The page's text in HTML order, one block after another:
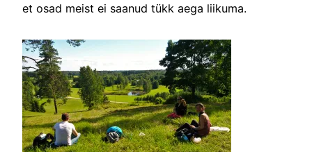
et osad meist ei saanud tükk aega liikuma.